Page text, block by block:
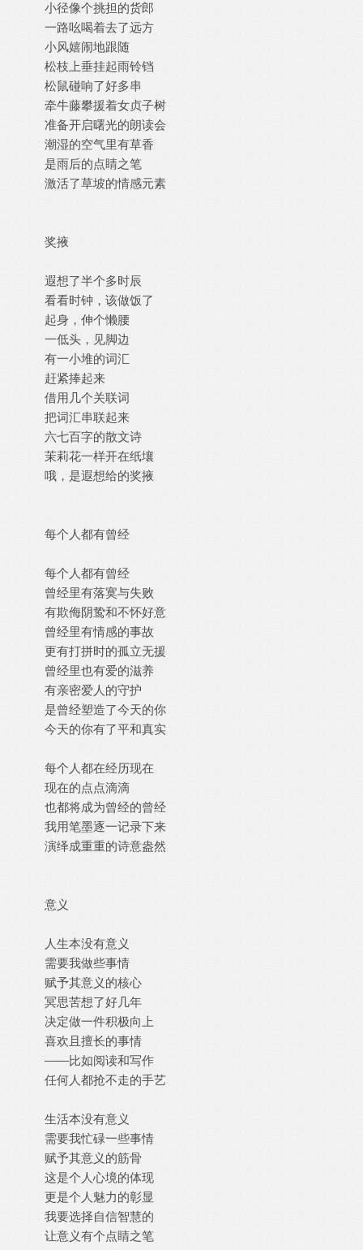
小径像个挑担的货郎
一路吆喝着去了远方
小风嬉闹地跟随
松枝上垂挂起雨铃铛
松鼠碰响了好多串
牵牛藤攀援着女贞子树
准备开启曙光的朗读会
潮湿的空气里有草香
是雨后的点睛之笔
激活了草坡的情感元素
奖掖
遐想了半个多时辰
看看时钟，该做饭了
起身，伸个懒腰
一低头，见脚边
有一小堆的词汇
赶紧捧起来
借用几个关联词
把词汇串联起来
六七百字的散文诗
茉莉花一样开在纸壤
哦，是遐想给的奖掖
每个人都有曾经
每个人都有曾经
曾经里有落寞与失败
有欺侮阴鸷和不怀好意
曾经里有情感的事故
更有打拼时的孤立无援
曾经里也有爱的滋养
有亲密爱人的守护
是曾经塑造了今天的你
今天的你有了平和真实
每个人都在经历现在
现在的点点滴滴
也都将成为曾经的曾经
我用笔墨逐一记录下来
演绎成重重的诗意盎然
意义
人生本没有意义
需要我做些事情
赋予其意义的核心
冥思苦想了好几年
决定做一件积极向上
喜欢且擅长的事情
——比如阅读和写作
任何人都抢不走的手艺
生活本没有意义
需要我忙碌一些事情
赋予其意义的筋骨
这是个人心境的体现
更是个人魅力的彰显
我要选择自信智慧的
让意义有个点睛之笔